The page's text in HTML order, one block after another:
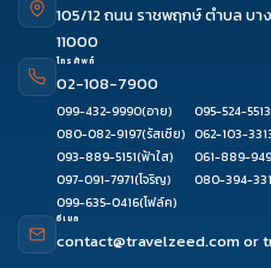
105/12 ถนน ราชพฤกษ์ ตำบล บ
11000
โทรศัพท์
02-108-7900
099-432-9990(อาย) 095-524-5513
080-082-9197(รัสเซีย) 062-103-
093-889-5151(ฟ้าใส) 061-889-
097-091-7971(โจริญ) 080-394-
099-635-0416(โฟล์ค)
อีเมล
contact@travelzeed.comor